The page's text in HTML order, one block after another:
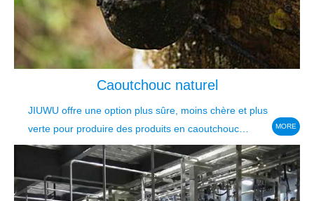
Caoutchouc naturel
JIUWU offre une option plus sûre, moins chère et plus
verte pour produire des produits en caoutchouc
écrémé de haute qualité.
MORE